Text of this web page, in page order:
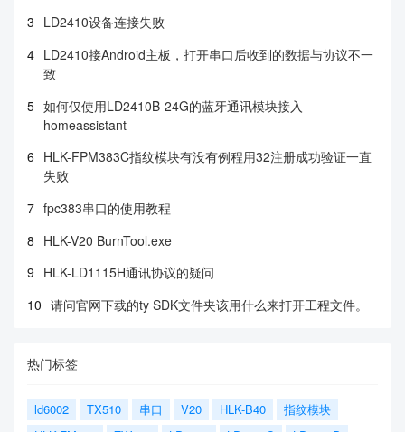
3 LD2410设备连接失败
4 LD2410接Android主板，打开串口后收到的数据与协议不一
致
5 如何仅使用LD2410B-24G的蓝牙通讯模块接入
homeassistant
6 HLK-FPM383C指纹模块有没有例程用32注册成功验证一直
失败
7 fpc383串口的使用教程
8 HLK-V20 BurnTool.exe
9 HLK-LD1115H通讯协议的疑问
10 请问官网下载的ty SDK文件夹该用什么来打开工程文件。
热门标签
ld6002 TX510 串口 V20 HLK-B40
指纹模块